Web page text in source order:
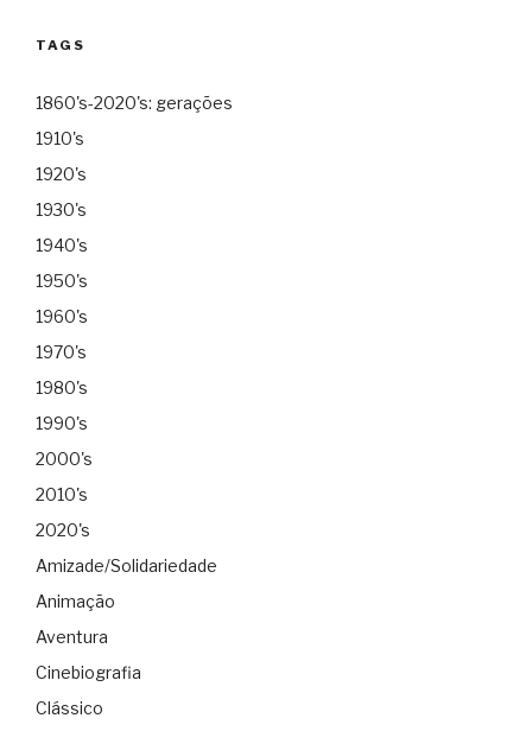
TAGS
1860's-2020's: gerações
1910's
1920's
1930's
1940's
1950's
1960's
1970's
1980's
1990's
2000's
2010's
2020's
Amizade/Solidariedade
Animação
Aventura
Cinebiografia
Clássico